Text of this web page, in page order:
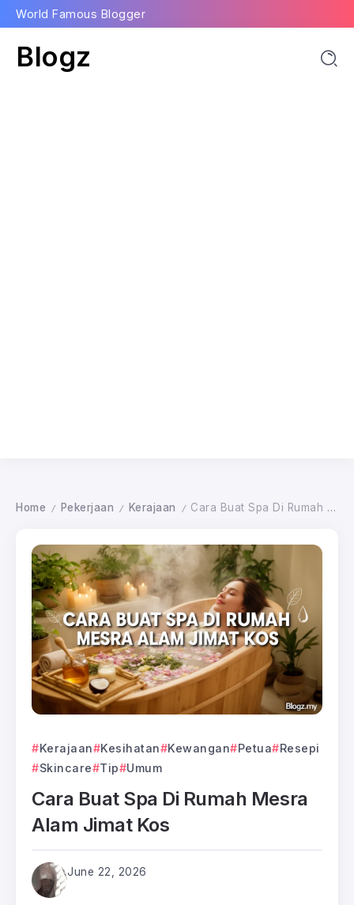
World Famous Blogger
Blogz
Home / Pekerjaan / Kerajaan / Cara Buat Spa Di Rumah Mesra Alam Jimat Kos
Kerajaan Kesihatan Kewangan Petua
Resepi
Skincare
Tip Umum
Cara Buat Spa Di Rumah Mesra
Alam Jimat Kos
June 22, 2026